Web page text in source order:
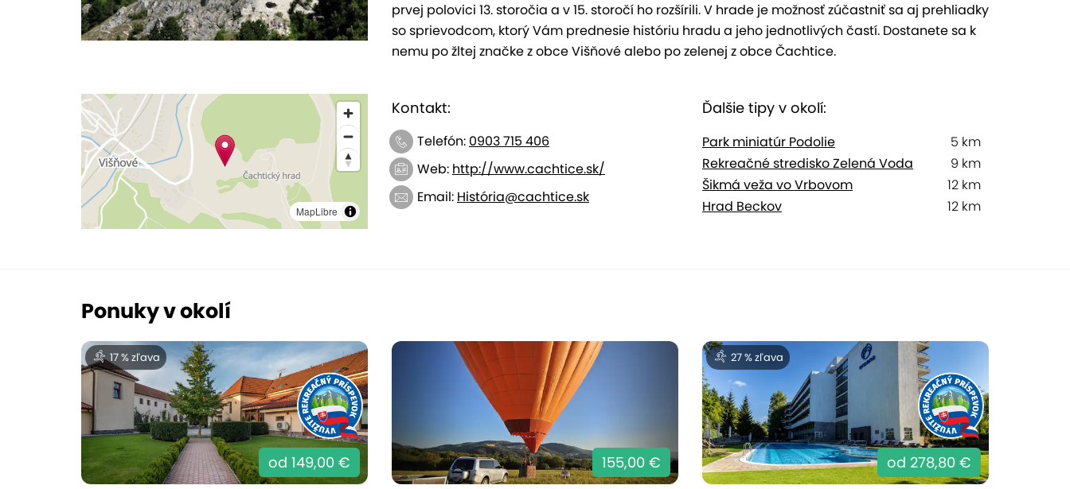
prvej polovici 13. storočia a v 15. storočí ho rozšírili. V hrade je možnosť zúčastniť sa aj prehliadky
so sprievodcom, ktorý Vám prednesie históriu hradu a jeho jednotlivých častí. Dostanete sa k
nemu po žltej značke z obce Višňové alebo po zelenej z obce Čachtice.
MapLibre
Kontakt:
Telefón: 0903 715 406
Web: http://www.cachtice.sk/
Email: História@cachtice.sk
Ďalšie tipy v okolí:
5 km
Park miniatúr Podolie
9 km
Rekreačné stredisko Zelená Voda
12 km
Šikmá veža vo Vrbovom
12 km
Hrad Beckov
Ponuky v okolí
17 % zľava
od 149,00 € 155,00 €
27 % zľava
od 278,80 €